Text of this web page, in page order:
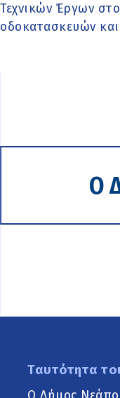
Τεχνικών Έργων
οδοκατασκευών
Ο
Ταυτότητα